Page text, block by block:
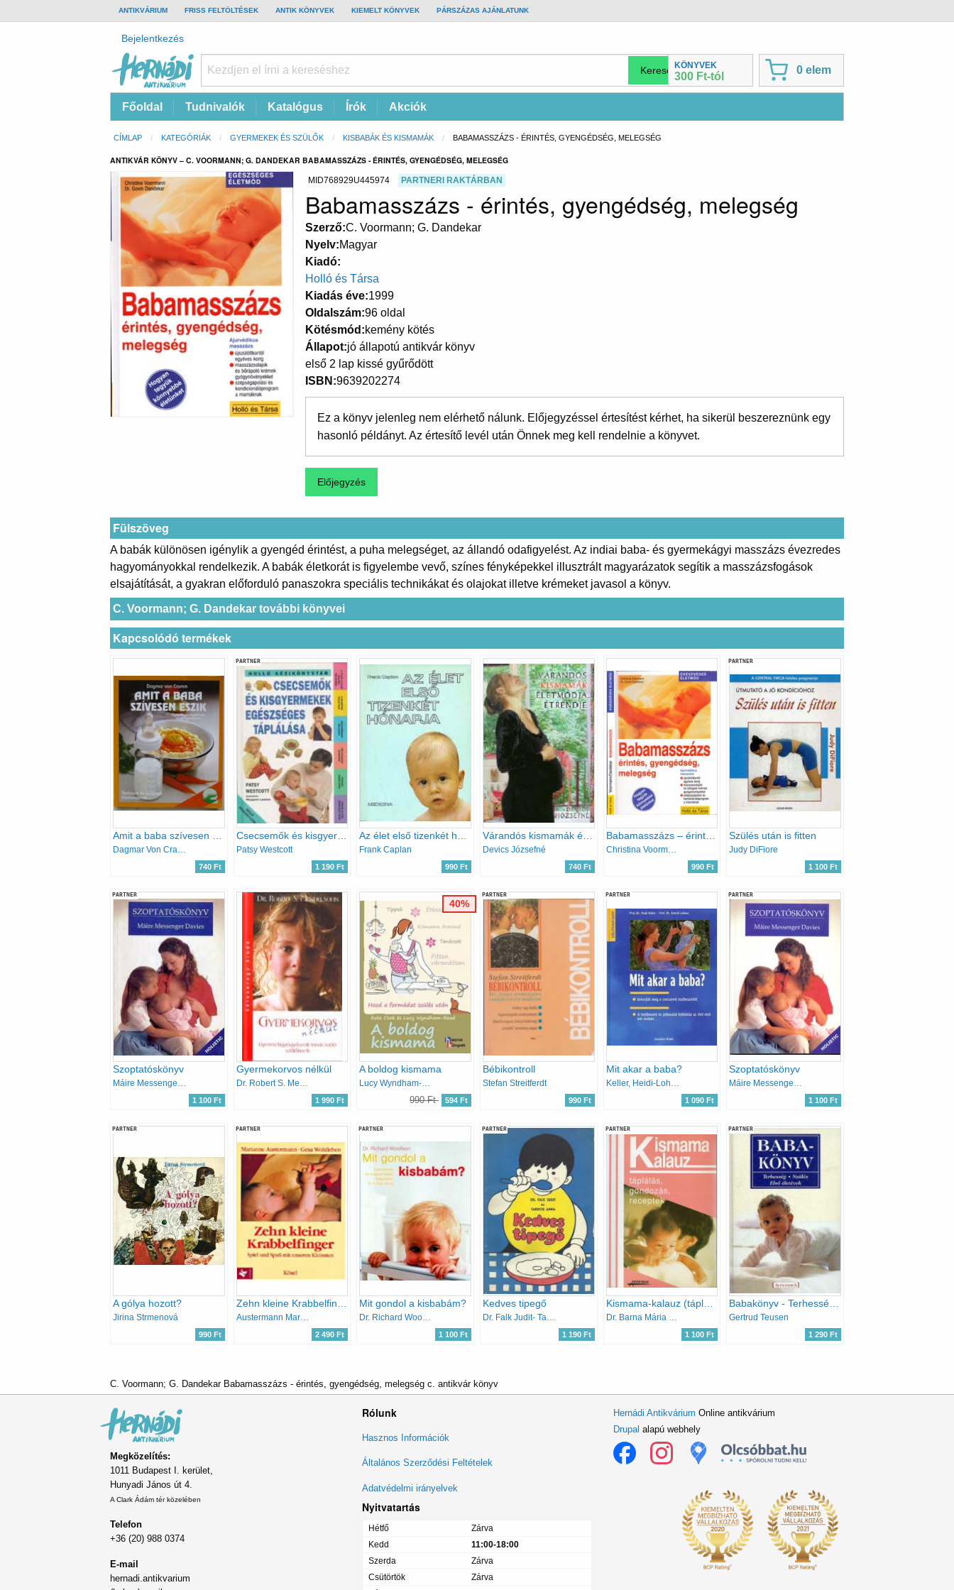
TOP
BAR
ANTIKVÁRIUM FRISS FELTÖLTÉSEK ANTIK KÖNYVEK KIEMELT KÖNYVEK PÁRSZÁZAS AJÁNLATUNK
Felhasználói
fiók
menüje
Bejelentkezés
Antikvárium
Online
KÖNYVEK
300 Ft-tól
0 elem
Fő
navigáció
Főoldal Tudnivalók Katalógus Írók Akciók
Morzsa
CÍMLAP KATEGÓRIÁK GYERMEKEK ÉS SZÜLŐK KISBABÁK ÉS KISMAMÁK CURRENT:
BABAMASSZÁZS - ÉRINTÉS, GYENGÉDSÉG, MELEGSÉG
ANTIKVÁR KÖNYV – C. VOORMANN; G. DANDEKAR BABAMASSZÁZS - ÉRINTÉS, GYENGÉDSÉG, MELEGSÉG
MID768929U445974 PARTNERI RAKTÁRBAN
Babamasszázs - érintés, gyengédség, melegség
Szerző C. Voormann; G. Dandekar
Nyelv Magyar
Kiadó
Holló és Társa
Kiadás éve 1999
Oldalszám 96 oldal
Kötésmód kemény kötés
Állapot jó állapotú antikvár könyv
első 2 lap kissé gyűrődött
ISBN 9639202274
Ez a könyv jelenleg nem elérhető nálunk. Előjegyzéssel értesítést kérhet, ha sikerül beszereznünk egy
hasonló példányt. Az értesítő levél után Önnek meg kell rendelnie a könyvet.
Fülszöveg
A babák különösen igénylik a gyengéd érintést, a puha melegséget, az állandó odafigyelést. Az indiai baba- és gyermekágyi masszázs évezredes
hagyományokkal rendelkezik. A babák életkorát is figyelembe vevő, színes fényképekkel illusztrált magyarázatok segítik a masszázsfogások
elsajátítását, a gyakran előforduló panaszokra speciális technikákat és olajokat illetve krémeket javasol a könyv.
C. Voormann; G. Dandekar további könyvei
Kapcsolódó termékek
740 Ft
PARTNER
Csecsemők és kisgyermekek egészséges táplálása
Patsy Westcott
1 190 Ft
Frank Caplan
990 Ft
Várandós kismamák életmódja, étrendje
Devics Józsefné
740 Ft
Babamasszázs – érintés, gyengédség, melegség
Christina Voormann, Dr. Govin Dandekar
990 Ft
PARTNER
Szülés után is fitten
Judy DiFiore
1 100 Ft
PARTNER
Szoptatóskönyv
Máire Messenger Davies
1 100 Ft
Gyermekorvos nélkül
Dr. Robert S. Mendelsohn
1 990 Ft
A boldog kismama
Lucy Wyndham-Read; Kate Cook
990 Ft 594 Ft
40%
PARTNER
Bébikontroll
Stefan Streitferdt
990 Ft
PARTNER
Mit akar a baba?
Keller, Heidi-Lohaus, Arnold
1 090 Ft
PARTNER
Szoptatóskönyv
Máire Messenger Davies
1 100 Ft
PARTNER
A gólya hozott?
Jirina Strmenová
990 Ft
PARTNER
Austermann Marianne, Wohlleben Gesa
2 490 Ft
PARTNER
Mit gondol a kisbabám?
Dr. Richard Woolfson
1 100 Ft
PARTNER
Kedves tipegő
Dr. Falk Judit- Tardos Anna
1 190 Ft
PARTNER
Kismama-kalauz (táplálás, gondozás, receptek)
Dr. Barna Mária és Porcsalmyné Henter Izabella
1 100 Ft
PARTNER
Gertrud Teusen
1 290 Ft
C. Voormann; G. Dandekar Babamasszázs - érintés, gyengédség, melegség c. antikvár könyv
Megközelítés:
1011 Budapest I. kerület,
Hunyadi János út 4.
A Clark Ádám tér közelében
Telefon
+36 (20) 988 0374
E-mail
hernadi.antikvarium
Rólunk
Lábléc
menü
Hasznos Információk
Általános Szerződési Feltételek
Adatvédelmi irányelvek
Nyitvatartás
Hétfő
Zárva
Kedd
11:00-18:00
Szerda
Zárva
Csütörtök
Zárva
Hernádi Antikvárium Online antikvárium
Drupal alapú webhely